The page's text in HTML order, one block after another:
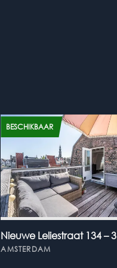
BESCHIKBAAR
Nieuwe Leliestraat 134 – 3
AMSTERDAM